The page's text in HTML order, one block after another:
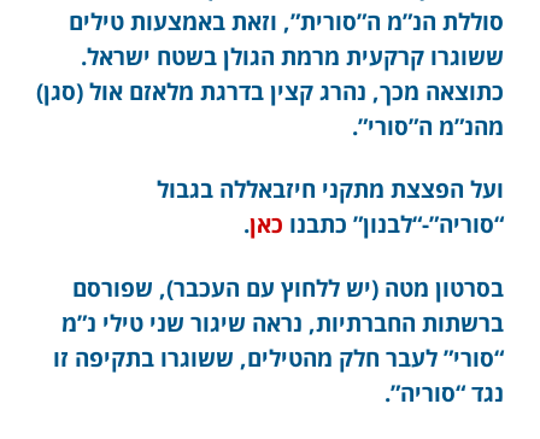
סוללת הנ”מ ה”סורית”, וזאת באמצעות טילים
ששוגרו קרקעית מרמת הגולן בשטח ישראל.
כתוצאה מכך, נהרג קצין בדרגת מלאזם אול (סגן)
מהנ”מ ה”סורי”.
ועל הפצצת מתקני חיזבאללה בגבול
“סוריה”-“לבנון” כתבנו כאן.
בסרטון מטה (יש ללחוץ עם העכבר), שפורסם
ברשתות החברתיות, נראה שיגור שני טילי נ”מ
“סורי” לעבר חלק מהטילים, ששוגרו בתקיפה זו
נגד “סוריה”.